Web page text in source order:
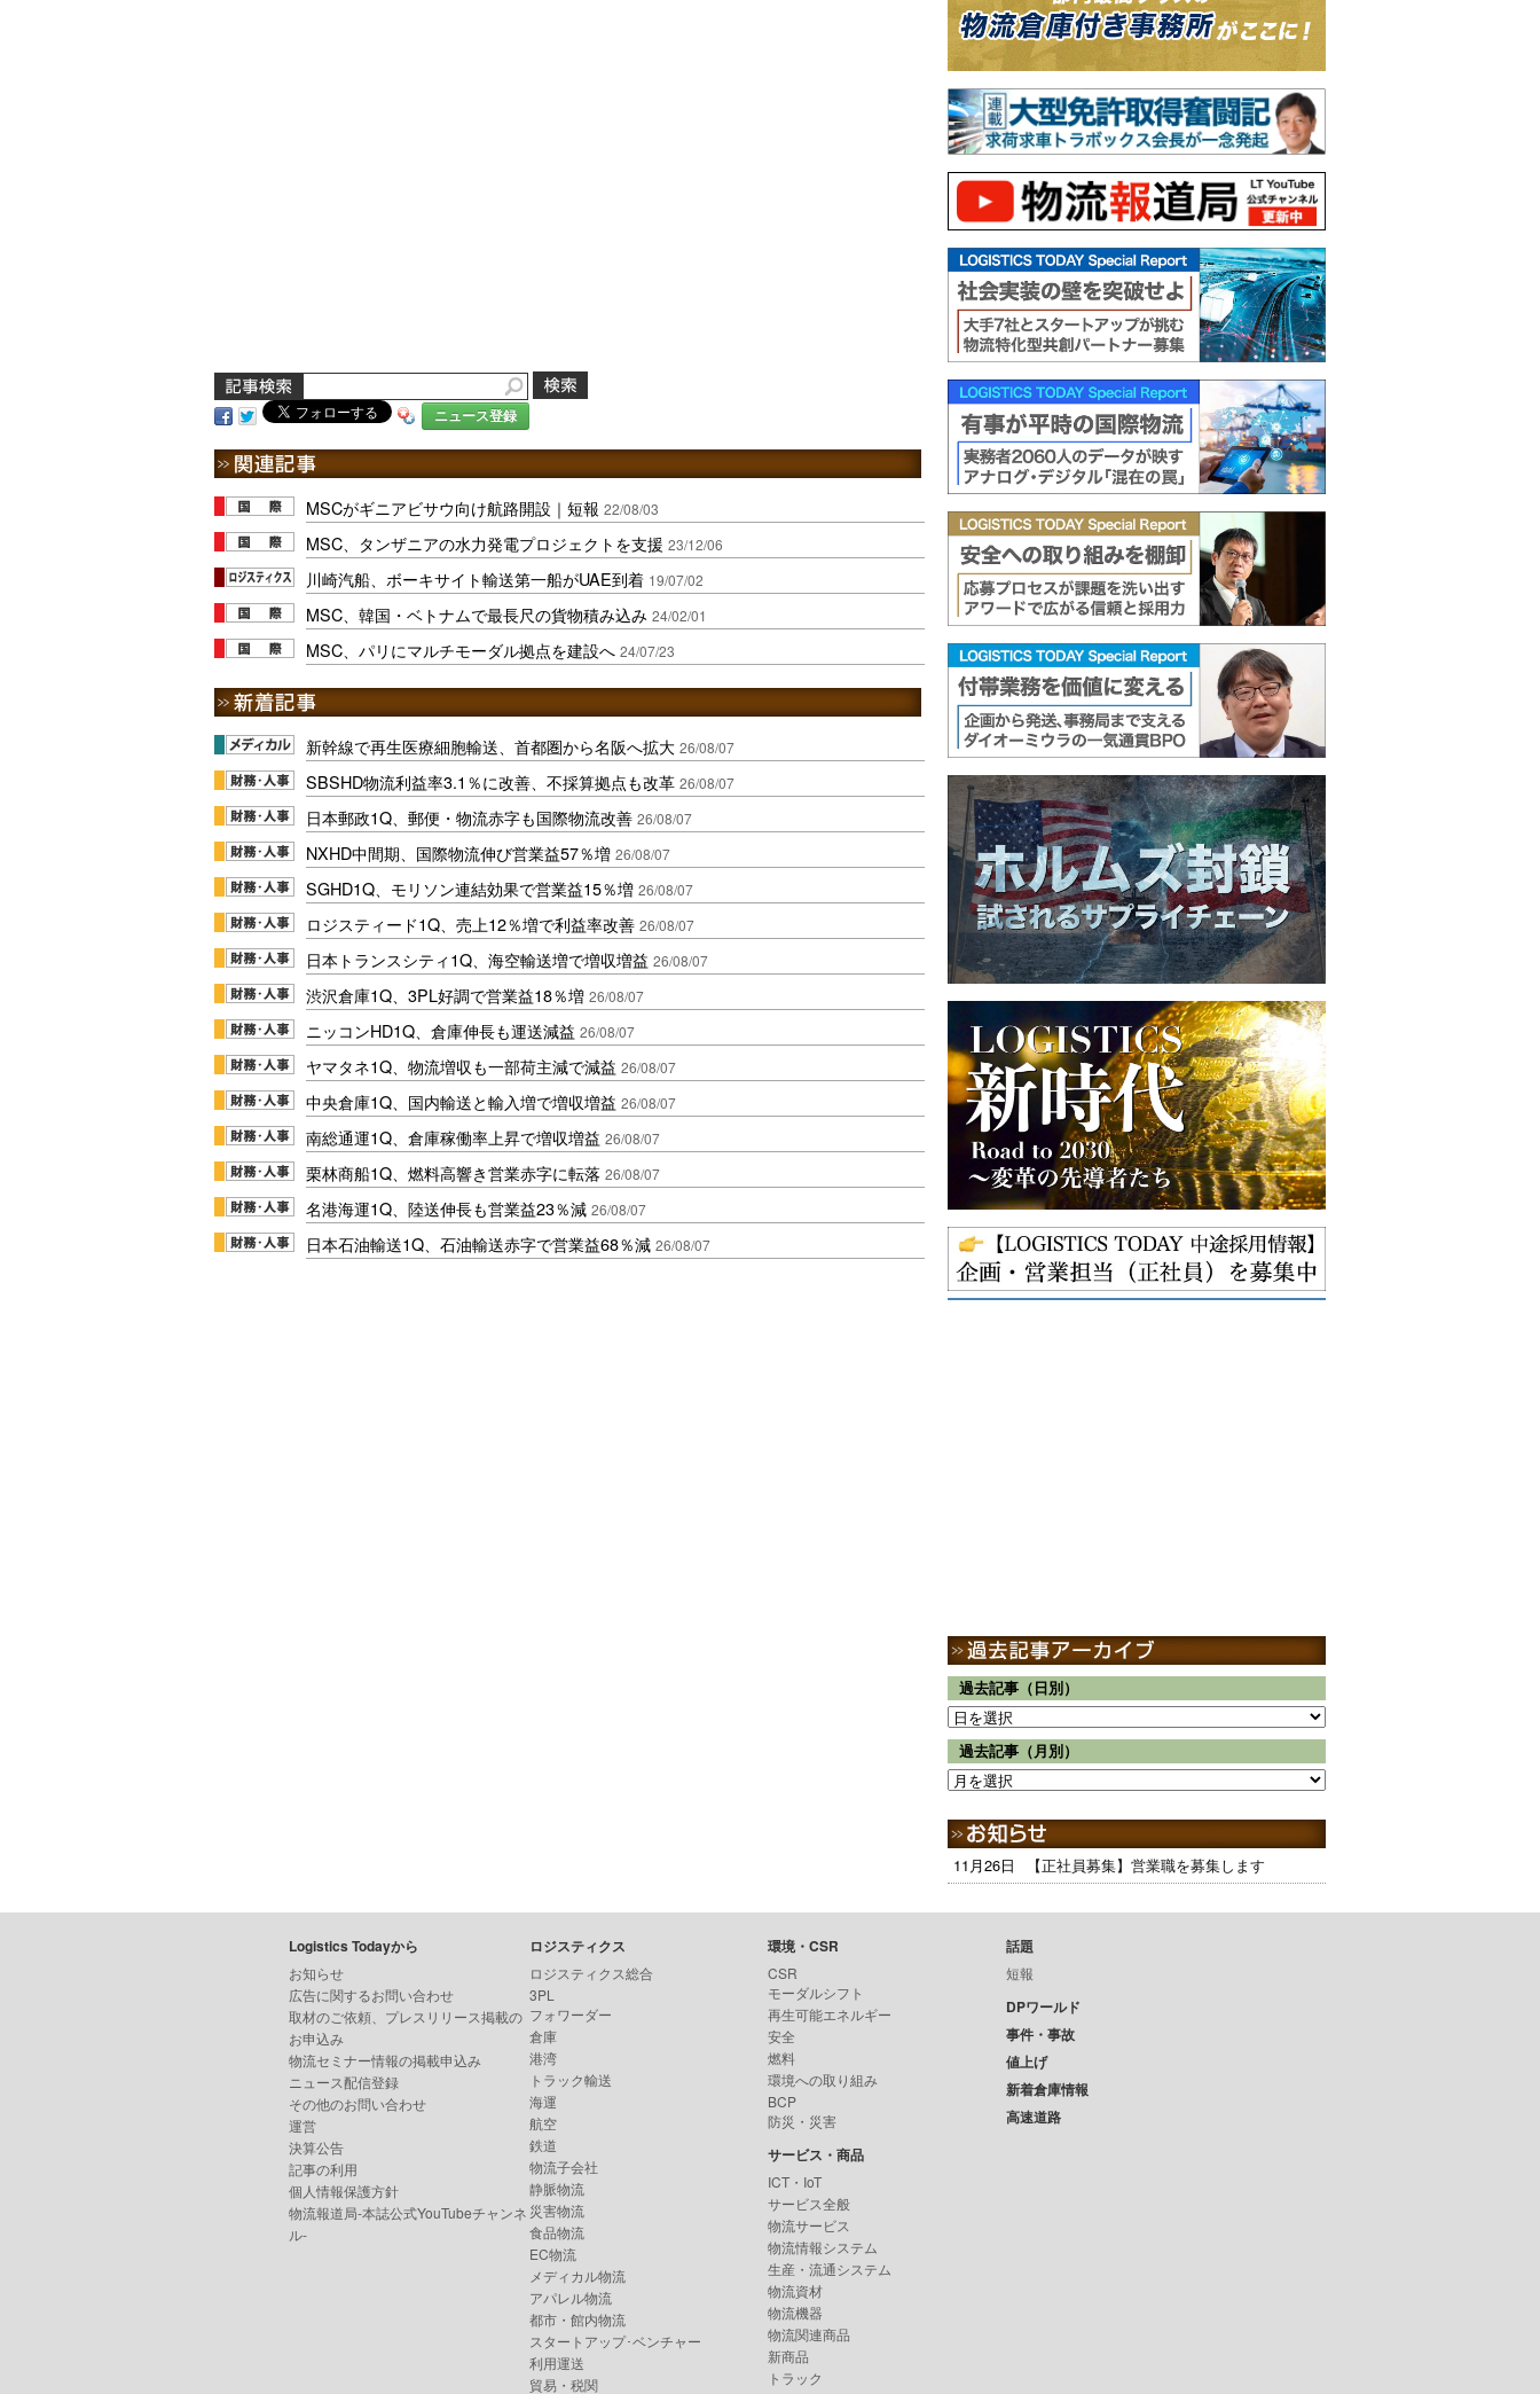
ニュース登録
MSCがギニアビサウ向け航路開設｜短報 22/08/03
MSC、タンザニアの水力発電プロジェクトを支援 23/12/06
川崎汽船、ボーキサイト輸送第一船がUAE到着 19/07/02
MSC、韓国・ベトナムで最長尺の貨物積み込み 24/02/01
MSC、パリにマルチモーダル拠点を建設へ 24/07/23
新幹線で再生医療細胞輸送、首都圏から名阪へ拡大 26/08/07
SBSHD物流利益率3.1％に改善、不採算拠点も改革 26/08/07
日本郵政1Q、郵便・物流赤字も国際物流改善 26/08/07
NXHD中間期、国際物流伸び営業益57％増 26/08/07
SGHD1Q、モリソン連結効果で営業益15％増 26/08/07
ロジスティード1Q、売上12％増で利益率改善 26/08/07
日本トランスシティ1Q、海空輸送増で増収増益 26/08/07
渋沢倉庫1Q、3PL好調で営業益18％増 26/08/07
ニッコンHD1Q、倉庫伸長も運送減益 26/08/07
ヤマタネ1Q、物流増収も一部荷主減で減益 26/08/07
中央倉庫1Q、国内輸送と輸入増で増収増益 26/08/07
南総通運1Q、倉庫稼働率上昇で増収増益 26/08/07
栗林商船1Q、燃料高響き営業赤字に転落 26/08/07
名港海運1Q、陸送伸長も営業益23％減 26/08/07
日本石油輸送1Q、石油輸送赤字で営業益68％減 26/08/07
過去記事（日別）
過去記事（月別）
11月26日 【正社員募集】営業職を募集します
Logistics Todayから
お知らせ
広告に関するお問い合わせ
取材のご依頼、プレスリリース掲載の
お申込み
物流セミナー情報の掲載申込み
ニュース配信登録
その他のお問い合わせ
運営
決算公告
記事の利用
個人情報保護方針
物流報道局-本誌公式YouTubeチャンネ
ル-
ロジスティクス
ロジスティクス総合
3PL
フォワーダー
倉庫
港湾
トラック輸送
海運
航空
鉄道
物流子会社
静脈物流
災害物流
食品物流
EC物流
メディカル物流
アパレル物流
都市・館内物流
スタートアップ･ベンチャー
利用運送
貿易・税関
環境・CSR
CSR
モーダルシフト
再生可能エネルギー
安全
燃料
環境への取り組み
BCP
防災・災害
サービス・商品
ICT・IoT
サービス全般
物流サービス
物流情報システム
生産・流通システム
物流資材
物流機器
物流関連商品
新商品
トラック
話題
短報
DPワールド
事件・事故
値上げ
新着倉庫情報
高速道路